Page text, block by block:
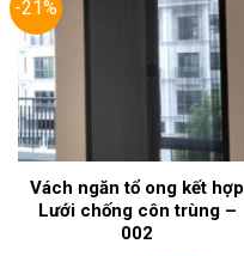
-21%
Vách ngăn tổ ong kết hợp
Lưới chống côn trùng –
002